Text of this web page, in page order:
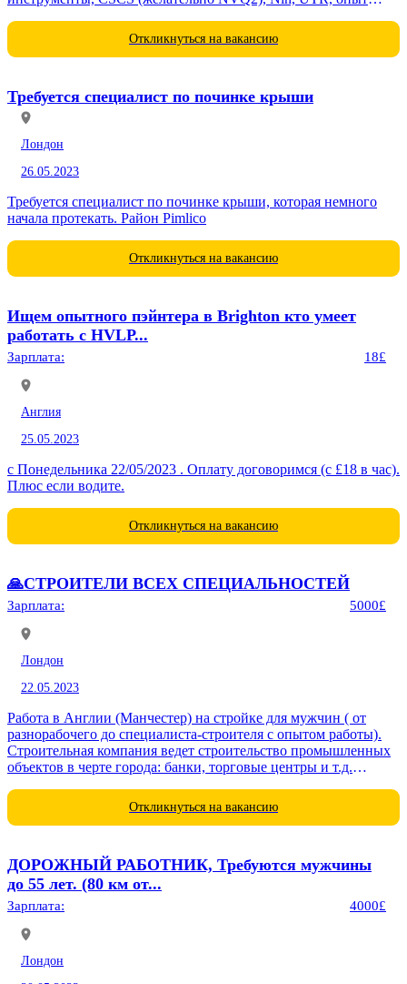
Откликнуться на вакансию
Требуется специалист по починке крыши
Лондон
26.05.2023
Требуется специалист по починке крыши, которая немного
начала протекать. Район Pimlico
Откликнуться на вакансию
Ищем опытного пэйнтера в Brighton кто умеет
работать с HVLP...
Зарплата: 18£
Англия
25.05.2023
с Понедельника 22/05/2023 . Оплату договоримся (с £18 в час).
Плюс если водите.
Откликнуться на вакансию
🙏СТРОИТЕЛИ ВСЕХ СПЕЦИАЛЬНОСТЕЙ
Зарплата: 5000£
Лондон
22.05.2023
Работа в Англии (Манчестер) на стройке для мужчин ( от
разнорабочего до специалиста-строителя с опытом работы).
Строительная компания ведет строительство промышленных
объектов в черте города: банки, торговые центры и т.д.
Откликнуться на вакансию
ДОРОЖНЫЙ РАБОТНИК, Требуются мужчины
до 55 лет. (80 км от...
Зарплата: 4000£
Лондон